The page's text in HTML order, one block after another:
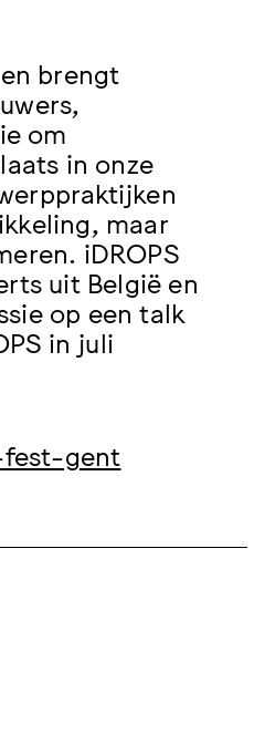
brengt
om
in onze
maar
iDROPS
uit België en
op een talk
in juli
gent